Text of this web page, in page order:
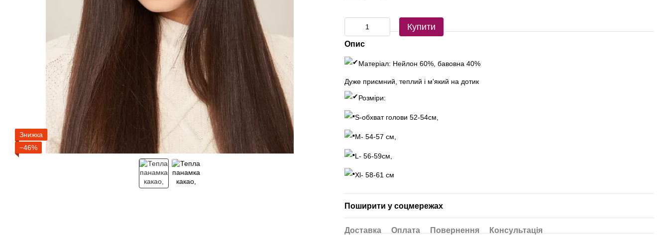
Знижка
−46%
Купити
Опис
Матеріал: Нейлон 60%, бавовна 40%
Дуже приємний, теплий і м'який на дотик
Розміри:
S-обхват голови 52-54см,
М- 54-57 см,
L- 56-59см,
Xl- 58-61 см
Поширити у соцмережах
Доставка Оплата Повернення
Консультація